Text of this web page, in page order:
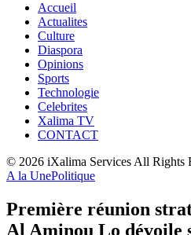
Accueil
Actualites
Culture
Diaspora
Opinions
Sports
Technologie
Celebrites
Xalima TV
CONTACT
© 2026 iXalima Services All Rights
A la UnePolitique
Première réunion
Al Aminou Lo dévoile